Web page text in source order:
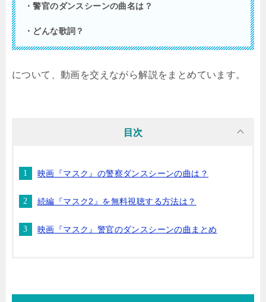
・警官のダンスシーンの曲名は？
・どんな歌詞？
について、動画を交えながら解説をまとめています。
目次
映画『マスク』の警察ダンスシーンの曲は？
続編『マスク2』を無料視聴する方法は？
映画『マスク』警官のダンスシーンの曲まとめ